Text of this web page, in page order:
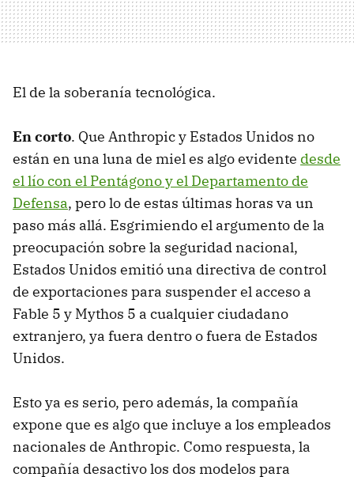
El de la soberanía tecnológica.
En corto. Que Anthropic y Estados Unidos no
están en una luna de miel es algo evidente desde
el lío con el Pentágono y el Departamento de
Defensa, pero lo de estas últimas horas va un
paso más allá. Esgrimiendo el argumento de la
preocupación sobre la seguridad nacional,
Estados Unidos emitió una directiva de control
de exportaciones para suspender el acceso a
Fable 5 y Mythos 5 a cualquier ciudadano
extranjero, ya fuera dentro o fuera de Estados
Unidos.
Esto ya es serio, pero además, la compañía
expone que es algo que incluye a los empleados
nacionales de Anthropic. Como respuesta, la
compañía desactivo los dos modelos para